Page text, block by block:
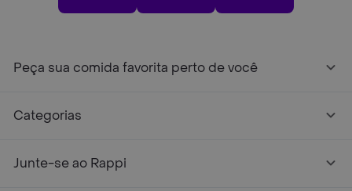
Peça sua comida favorita perto de você
Categorias
Junte-se ao Rappi